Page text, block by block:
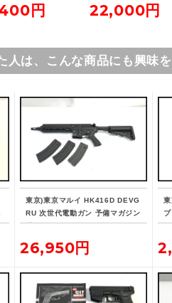
円 22,000円
人は、こんな商品にも興味
東京)東京マルイ HK416D DEVG
RU 次世代電動ガン 予備マガジン
付
26,950円